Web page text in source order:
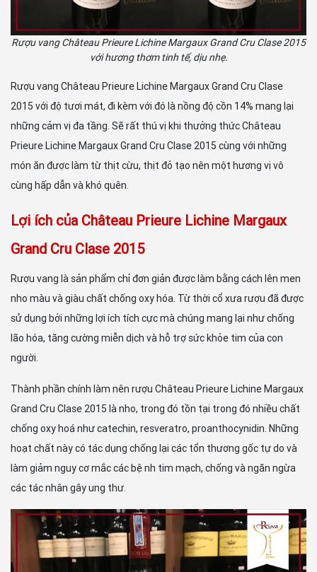
Rượu vang Château Prieure Lichine Margaux Grand Cru Clase 2015
với hương thơm tinh tế, dịu nhẹ.
Rượu vang Château Prieure Lichine Margaux Grand Cru Clase
2015 với độ tươi mát, đi kèm với đó là nồng độ cồn 14% mang lại
những cảm vị đa tầng. Sẽ rất thú vị khi thưởng thức Château
Prieure Lichine Margaux Grand Cru Clase 2015 cùng với những
món ăn được làm từ thịt cừu, thịt đỏ tạo nên một hương vị vô
cùng hấp dẫn và khó quên.
Lợi ích của Château Prieure Lichine Margaux
Grand Cru Clase 2015
Rượu vang là sản phẩm chỉ đơn giản được làm bằng cách lên men
nho màu và giàu chất chống oxy hóa. Từ thời cổ xưa rượu đã được
sử dụng bởi những lợi ích tích cực mà chúng mang lại như chống
lão hóa, tăng cường miễn dịch và hỗ trợ sức khỏe tim của con
người.
Thành phần chính làm nên rượu Château Prieure Lichine Margaux
Grand Cru Clase 2015 là nho, trong đó tồn tại trong đó nhiều chất
chống oxy hoá như catechin, resveratro, proanthocynidin. Những
hoạt chất này có tác dụng chống lại các tổn thương gốc tự do và
làm giảm nguy cơ mắc các bệnh tim mạch, chống và ngăn ngừa
các tác nhân gây ung thư.